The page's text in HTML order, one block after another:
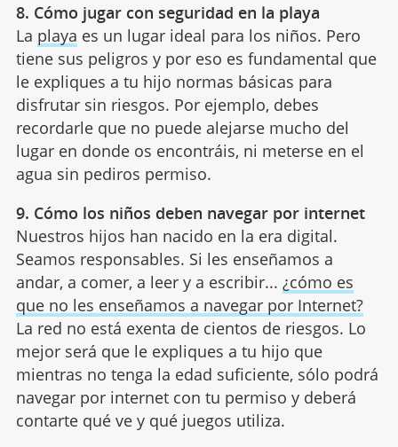
8. Cómo jugar con seguridad en la playa
La playa es un lugar ideal para los niños. Pero
tiene sus peligros y por eso es fundamental que
le expliques a tu hijo normas básicas para
disfrutar sin riesgos. Por ejemplo, debes
recordarle que no puede alejarse mucho del
lugar en donde os encontráis, ni meterse en el
agua sin pediros permiso.
9. Cómo los niños deben navegar por internet
Nuestros hijos han nacido en la era digital.
Seamos responsables. Si les enseñamos a
andar, a comer, a leer y a escribir... ¿cómo es
que no les enseñamos a navegar por Internet?
La red no está exenta de cientos de riesgos. Lo
mejor será que le expliques a tu hijo que
mientras no tenga la edad suficiente, sólo podrá
navegar por internet con tu permiso y deberá
contarte qué ve y qué juegos utiliza.